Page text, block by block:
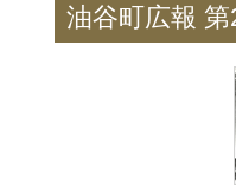
油谷町広報